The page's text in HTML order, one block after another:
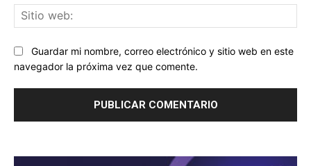
Guardar mi nombre, correo electrónico y sitio web en este
navegador la próxima vez que comente.